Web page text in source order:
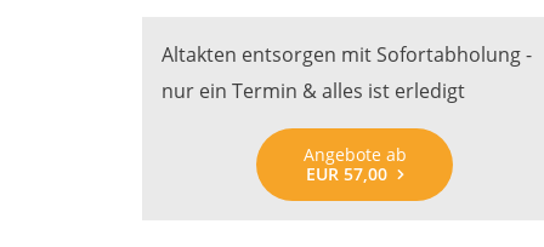
Altakten entsorgen mit Sofortabholung -
nur ein Termin & alles ist erledigt
Angebote ab
EUR 57,00